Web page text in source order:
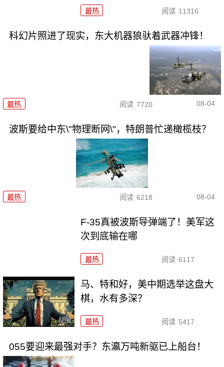
最热 阅读 11316
科幻片照进了现实，东大机器狼驮着武器冲锋！
最热 阅读 7720 08-04
波斯要给中东\"物理断网\"，特朗普忙递橄榄枝？
最热 阅读 6218 08-04
F-35真被波斯导弹端了！美军这
次到底输在哪
最热 阅读 6117
马、特和好，美中期选举这盘大
棋，水有多深？
最热 阅读 5417
055要迎来最强对手？东瀛万吨新驱已上船台！